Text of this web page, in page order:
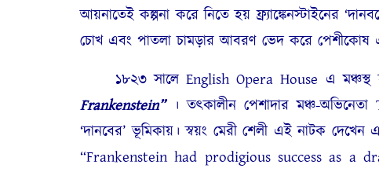
আয়নাতেই কল্পনা করে নিতে হয় ফ্র্যাঙ্কেনস্টাইনের
চোখ এবং পাতলা চামড়ার আবরণ ভেদ করে পেশীকোষ
১৮২৩ সালে English Opera House এ মঞ্চস্থ
Frankenstein” । তৎকালীন পেশাদার মঞ্চ-অভিনেতা
‘দানবের’ ভূমিকায়। স্বয়ং মেরী শেলী এই নাটক
“Frankenstein had prodigious success as